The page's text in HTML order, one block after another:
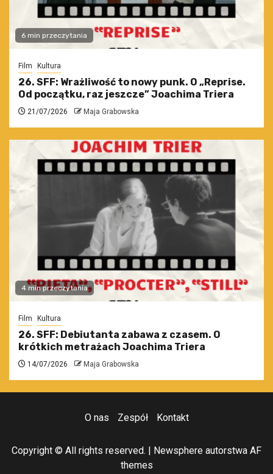
6 min przeczytania
Film Kultura
26. SFF: Wrażliwość to nowy punk. O „Reprise.
Od początku, raz jeszcze” Joachima Triera
21/07/2026 Maja Grabowska
4 min przeczytania
Film Kultura
26. SFF: Debiutanta zabawa z czasem. O
krótkich metrażach Joachima Triera
14/07/2026 Maja Grabowska
O nas Zespół Kontakt
Copyright © All rights reserved. Newsphere autorstwa AF
themes